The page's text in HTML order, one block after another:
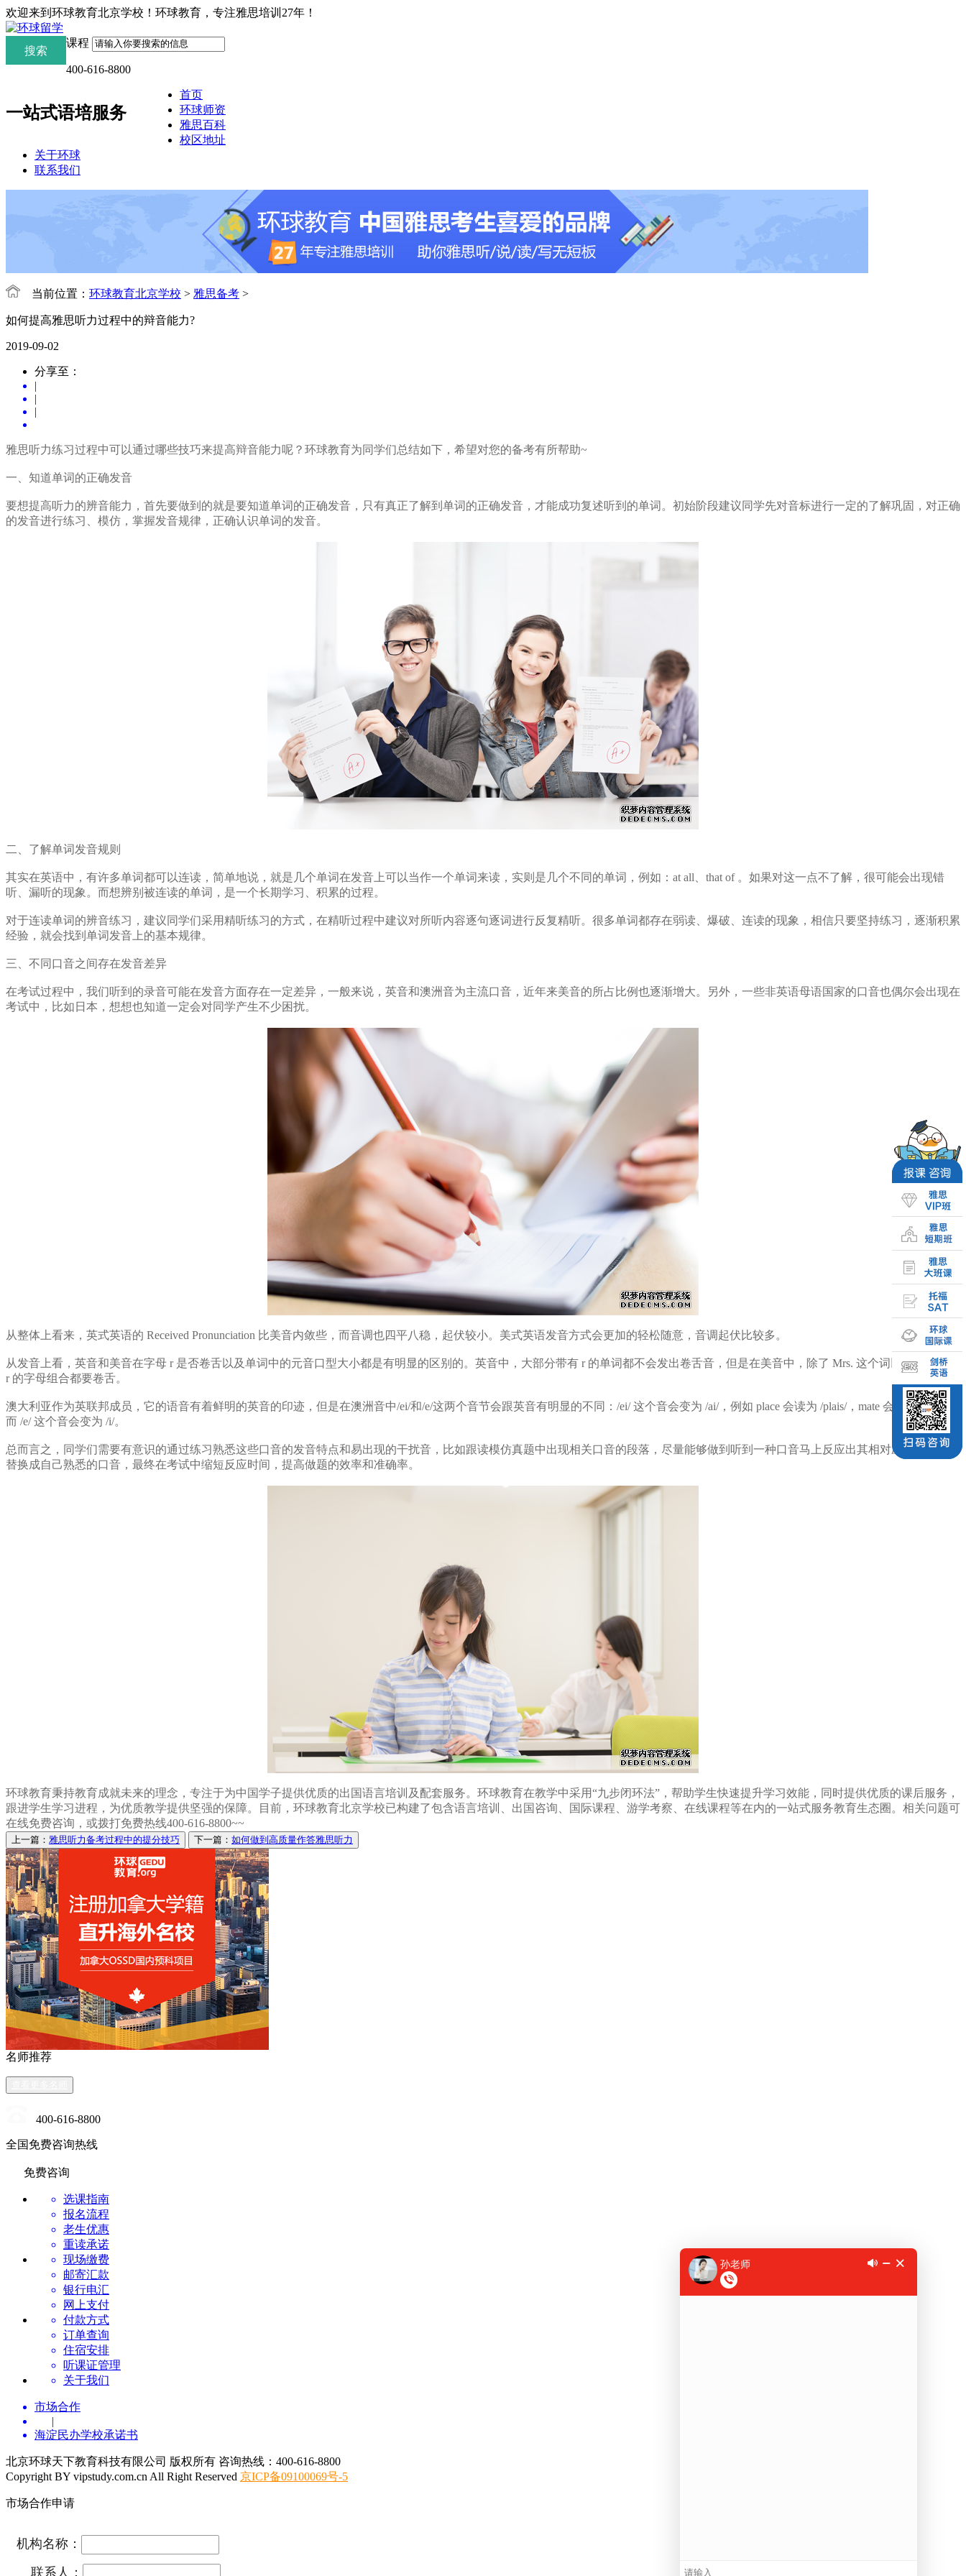
欢迎来到环球教育北京学校！环球教育，专注雅思培训27年！
课程
400-616-8800
一站式语培服务
首页
环球师资
雅思百科
校区地址
关于环球
联系我们
当前位置： 环球教育北京学校 > 雅思备考 >
如何提高雅思听力过程中的辩音能力?
2019-09-02
分享至：
|
|
|
雅思听力练习过程中可以通过哪些技巧来提高辩音能力呢？环球教育为同学们总结如下，希望对您的备考有所帮助~
一、知道单词的正确发音
要想提高听力的辨音能力，首先要做到的就是要知道单词的正确发音，只有真正了解到单词的正确发音，才能成功复述听到的单词。初始阶段建议同学先对音标进行一定的了解巩固，对正确
的发音进行练习、模仿，掌握发音规律，正确认识单词的发音。
二、了解单词发音规则
其实在英语中，有许多单词都可以连读，简单地说，就是几个单词在发音上可以当作一个单词来读，实则是几个不同的单词，例如：at all、that of 。如果对这一点不了解，很可能会出现错
听、漏听的现象。而想辨别被连读的单词，是一个长期学习、积累的过程。
对于连读单词的辨音练习，建议同学们采用精听练习的方式，在精听过程中建议对所听内容逐句逐词进行反复精听。很多单词都存在弱读、爆破、连读的现象，相信只要坚持练习，逐渐积累
经验，就会找到单词发音上的基本规律。
三、不同口音之间存在发音差异
在考试过程中，我们听到的录音可能在发音方面存在一定差异，一般来说，英音和澳洲音为主流口音，近年来美音的所占比例也逐渐增大。另外，一些非英语母语国家的口音也偶尔会出现在
考试中，比如日本，想想也知道一定会对同学产生不少困扰。
从整体上看来，英式英语的 Received Pronunciation 比美音内敛些，而音调也四平八稳，起伏较小。美式英语发音方式会更加的轻松随意，音调起伏比较多。
从发音上看，英音和美音在字母 r 是否卷舌以及单词中的元音口型大小都是有明显的区别的。英音中，大部分带有 r 的单词都不会发出卷舌音，但是在美音中，除了 Mrs. 这个词以外，所有带
r 的字母组合都要卷舌。
澳大利亚作为英联邦成员，它的语音有着鲜明的英音的印迹，但是在澳洲音中/ei/和/e/这两个音节会跟英音有明显的不同：/ei/ 这个音会变为 /ai/，例如 place 会读为 /plais/，mate 会读为 /mait/。
而 /e/ 这个音会变为 /i/。
总而言之，同学们需要有意识的通过练习熟悉这些口音的发音特点和易出现的干扰音，比如跟读模仿真题中出现相关口音的段落，尽量能够做到听到一种口音马上反应出其相对应的规则，并
替换成自己熟悉的口音，最终在考试中缩短反应时间，提高做题的效率和准确率。
环球教育秉持教育成就未来的理念，专注于为中国学子提供优质的出国语言培训及配套服务。环球教育在教学中采用“九步闭环法”，帮助学生快速提升学习效能，同时提供优质的课后服务，
跟进学生学习进程，为优质教学提供坚强的保障。目前，环球教育北京学校已构建了包含语言培训、出国咨询、国际课程、游学考察、在线课程等在内的一站式服务教育生态圈。相关问题可
在线免费咨询，或拨打免费热线400-616-8800~~
上一篇： 雅思听力备考过程中的提分技巧 下一篇： 如何做到高质量作答雅思听力
名师推荐
400-616-8800
全国免费咨询热线
免费咨询
选课指南
报名流程
老生优惠
重读承诺
现场缴费
邮寄汇款
银行电汇
网上支付
付款方式
订单查询
住宿安排
听课证管理
关于我们
市场合作
|
海淀民办学校承诺书
北京环球天下教育科技有限公司 版权所有 咨询热线：400-616-8800
Copyright BY vipstudy.com.cn All Right Reserved 京ICP备09100069号-5
市场合作申请